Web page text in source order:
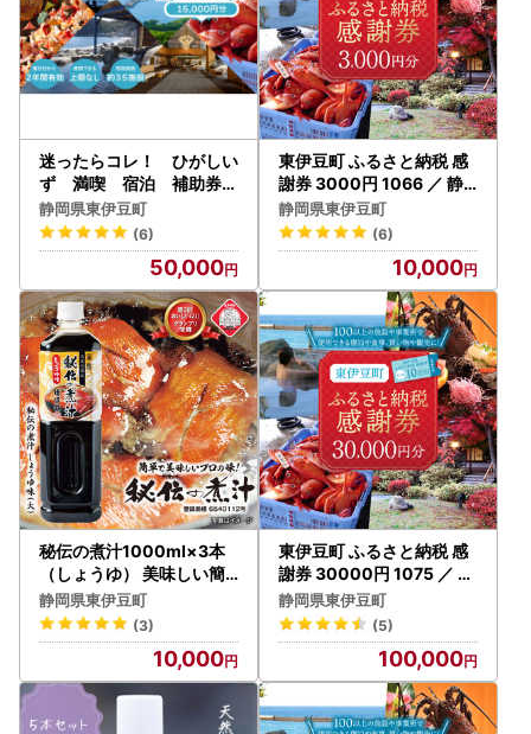
迷ったらコレ！ ひがしい
ず 満喫 宿泊 補助券
（1万5千円分）D001／静
岡県 東伊豆町
静岡県東伊豆町
(6)
50,000
東伊豆町 ふるさと納税 感
謝券 3000円 1066 ／ 静
岡県 旅行 宿泊 食事 観光
チケット クーポン 補助 リ
フォーム ホテル 動物園 海
鮮 みかん 金目鯛 稲取 熱川
ギフト 土産
静岡県東伊豆町
(6)
10,000
秘伝の煮汁1000ml×3本
（しょうゆ） 美味しい簡
単レシピ付 1257 ／ 静岡県
東伊豆町
静岡県東伊豆町
(3)
10,000
東伊豆町 ふるさと納税 感
謝券 30000円 1075 ／ 静
岡県 旅行 宿泊 食事 観光
チケット クーポン 補助 リ
フォーム ホテル 動物園 海
鮮 みかん 金目鯛 稲取 熱川
ギフト 土産
静岡県東伊豆町
(5)
100,000